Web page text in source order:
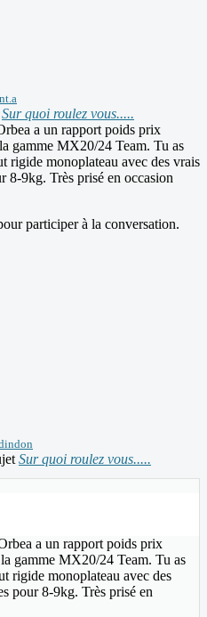
Sur quoi roulez vous.....
a un rapport poids prix
gamme MX20/24 Team. Tu as
rigide monoplateau avec des vrais
8-9kg. Très prisé en occasion
participer à la conversation.
Sur quoi roulez vous.....
a un rapport poids prix
gamme MX20/24 Team. Tu as
rigide monoplateau avec des
pour 8-9kg. Très prisé en